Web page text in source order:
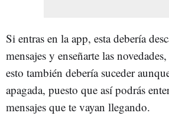
Si entras en la app, esta debería
mensajes y enseñarte las
esto también debería suceder
apagada, puesto que así podrás
mensajes que te vayan llegando.